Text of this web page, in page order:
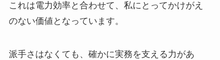
これは電力効率と合わせて、私にとってかけがえ
のない価値となっています。
派手さはなくても、確かに実務を支える力があ